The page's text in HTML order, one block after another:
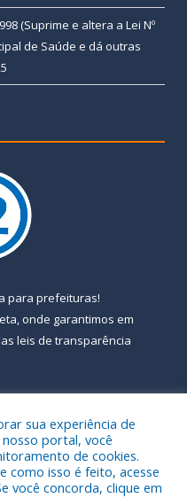
(Suprime e altera a Lei Nº
de Saúde e dá outras
para prefeituras!
onde garantimos em
leis de transparência
Municipal de Almeirim.
sua experiência de
portal, você
de cookies.
como isso é feito, acesse
você concorda, clique em